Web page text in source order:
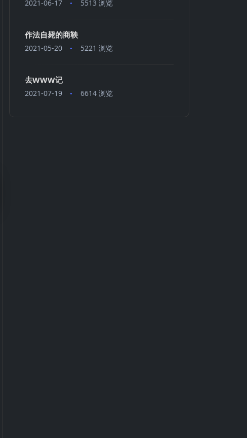
2021-06-17 5513 浏览
作法自毙的商鞅
2021-05-20 5221 浏览
去WWW记
2021-07-19 6614 浏览